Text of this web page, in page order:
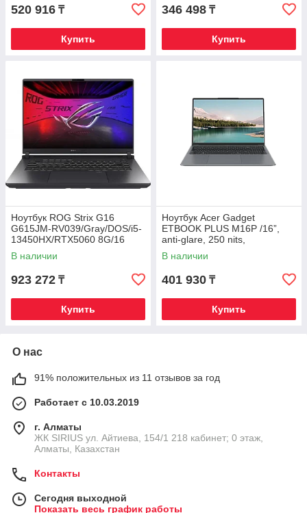
520 916 ₸
Купить
346 498 ₸
Купить
Ноутбук ROG Strix G16
G615JM-RV039/Gray/DOS/i5-
13450HX/RTX5060 8G/16
WUXGA 16:10 165Hz
300nt/D5 16G/1T PCIe/WF
В наличии
923 272 ₸
Купить
Ноутбук Acer Gadget
ETBOOK PLUS M16P /16”,
anti-glare, 250 nits,
1920x1200 resolution / Intel
Core i
В наличии
401 930 ₸
Купить
О нас
91% положительных из 11 отзывов за год
Работает с 10.03.2019
г. Алматы
​ЖК SIRIUS​ ул. Айтиева, 154/1​ 218 кабинет; 0 этаж,
Алматы, Казахстан
Контакты
Сегодня выходной
Показать весь график работы